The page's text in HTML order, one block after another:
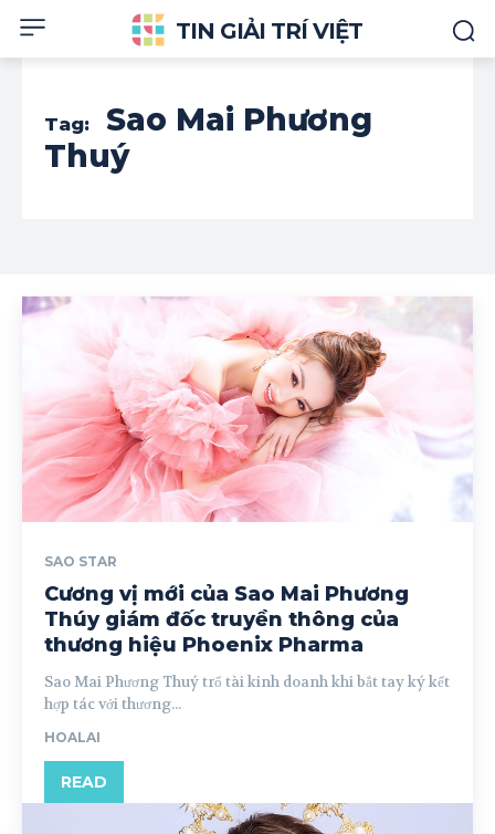
TIN GIẢI TRÍ VIỆT
Tag:
Sao Mai Phương
Thuý
SAO STAR
Cương vị mới của Sao Mai Phương
Thúy giám đốc truyền thông của
thương hiệu Phoenix Pharma
Sao Mai Phương Thuý trổ tài kinh doanh khi bắt tay ký kết
hợp tác với thương...
HOALAI
READ